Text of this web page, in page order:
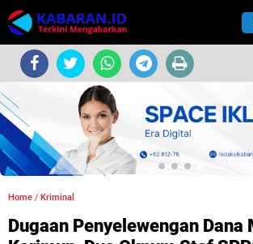
Home / Kriminal
Dugaan Penyelewengan Dana